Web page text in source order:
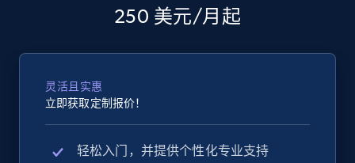
eBay - Collect records by category
Seller reviews, Breadcrumbs, Root category, and
250 美元/月起
灵活且实惠
立即获取定制报价！
轻松入门，并提供个性化专业支持